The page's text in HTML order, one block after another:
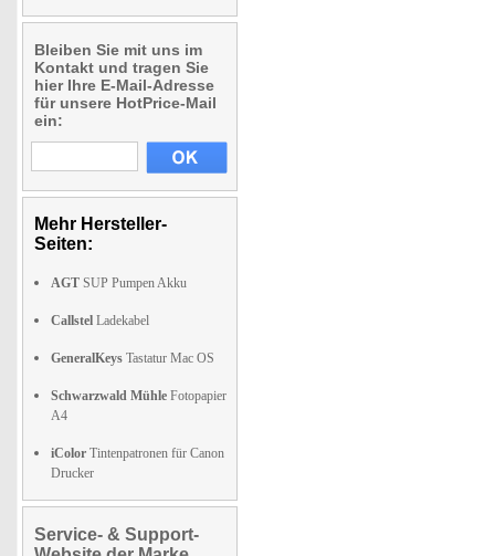
Bleiben Sie mit uns im
Kontakt und tragen Sie
hier Ihre E-Mail-Adresse
für unsere HotPrice-Mail
ein:
Mehr Hersteller-
Seiten:
AGT SUP Pumpen Akku
Callstel Ladekabel
GeneralKeys Tastatur Mac OS
Schwarzwald Mühle Fotopapier
A4
iColor Tintenpatronen für Canon
Drucker
Service- & Support-